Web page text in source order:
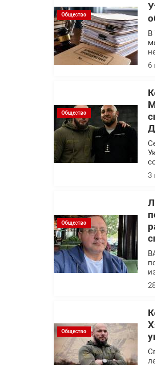
Общество
В
6
Общество
3
Общество
Общество